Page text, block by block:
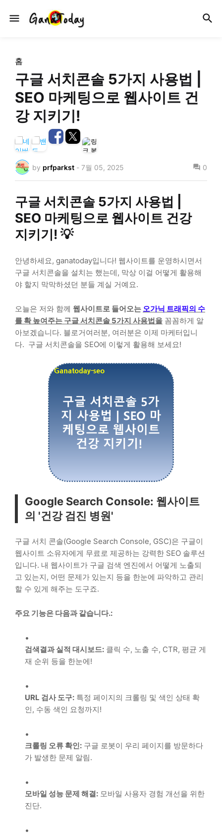
홈
구글 서치콘솔 5가지 사용법 |
SEO 마케팅으로 웹사이트 건
강 지키기!
by prfparkst - 7월 05, 2025 0
구글 서치콘솔 5가지 사용법 |
SEO 마케팅으로 웹사이트 건강
지키기! 💡
안녕하세요, ganatoday입니다! 웹사이트를 운영하시면서
구글 서치콘솔을 설치는 했는데, 막상 이걸 어떻게 활용해
야 할지 막막하셨던 분들 계실 거예요.
오늘은 저와 함께 웹사이트로 들어오는 오가닉 트래픽의 수
를 확 높여주는 구글 서치콘솔 5가지 사용법을 꼼꼼하게 알
아보겠습니다. 블로거여러분, 여러분은 이제 마케터입니
다. 구글 서치콘솔을 SEO에 이렇게 활용해 보세요!
Google Search Console: 웹사이트
의 '건강 검진 병원'
구글 서치 콘솔(Google Search Console, GSC)은 구글이
웹사이트 소유자에게 무료로 제공하는 강력한 SEO 솔루션
입니다. 내 웹사이트가 구글 검색 엔진에서 어떻게 노출되
고 있는지, 어떤 문제가 있는지 등을 한눈에 파악하고 관리
할 수 있게 해주는 도구죠.
주요 기능은 다음과 같습니다.:
검색결과 실적 대시보드: 클릭 수, 노출 수, CTR, 평균 게
재 순위 등을 한눈에!
URL 검사 도구: 특정 페이지의 크롤링 및 색인 상태 확
인, 수동 색인 요청까지!
크롤링 오류 확인: 구글 로봇이 우리 페이지를 방문하다
가 발생한 문제 알림.
모바일 성능 문제 해결: 모바일 사용자 경험 개선을 위한
진단.